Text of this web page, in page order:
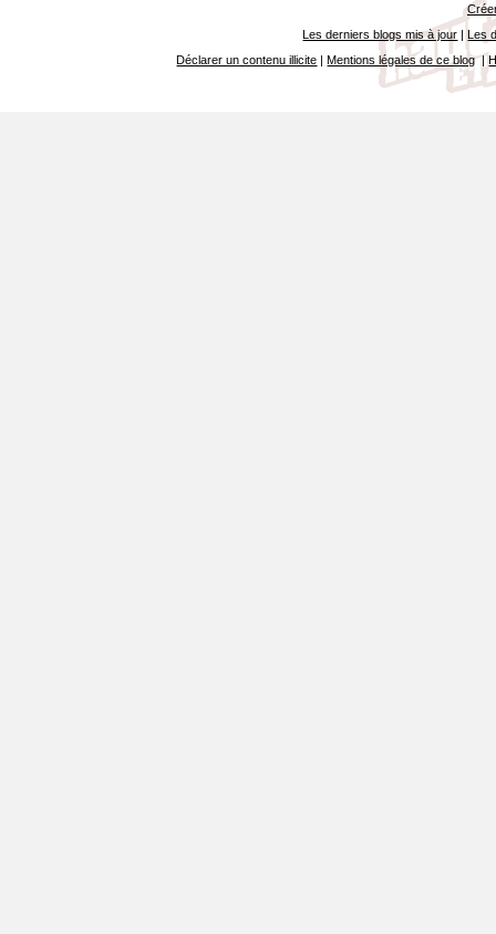
Les derniers blogs mis à jour | Les
Déclarer un contenu illicite |Mentions légales de ce blog|